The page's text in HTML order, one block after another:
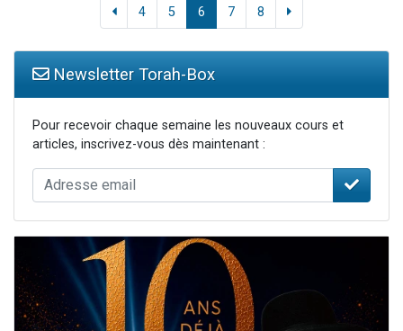
4 5 6 7 8
Newsletter Torah-Box
Pour recevoir chaque semaine les nouveaux cours et
articles, inscrivez-vous dès maintenant :